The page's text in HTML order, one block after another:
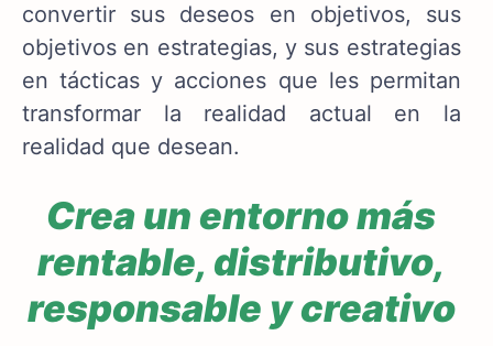
convertir sus deseos en objetivos, sus
objetivos en estrategias, y sus estrategias
en tácticas y acciones que les permitan
transformar la realidad actual en la
realidad que desean.
Crea un entorno más
rentable, distributivo,
responsable y creativo